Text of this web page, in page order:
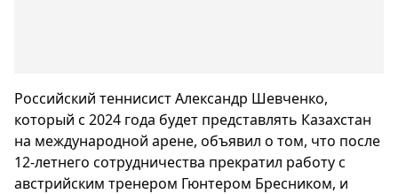
Российский теннисист Александр Шевченко,
который с 2024 года будет представлять Казахстан
на международной арене, объявил о том, что после
12-летнего сотрудничества прекратил работу с
австрийским тренером Гюнтером Бресником, и